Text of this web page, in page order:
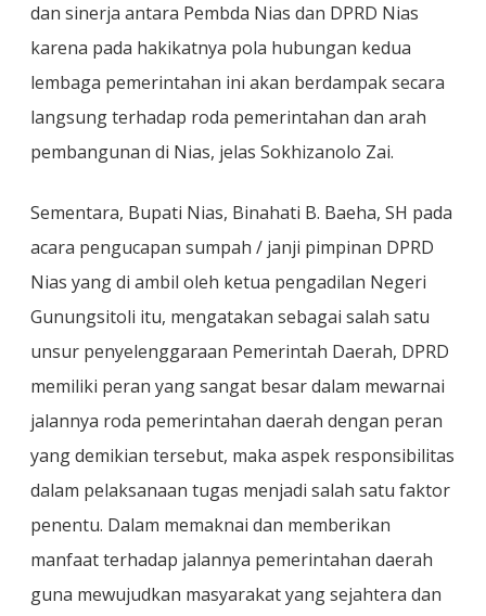
dan sinerja antara Pembda Nias dan DPRD Nias
karena pada hakikatnya pola hubungan kedua
lembaga pemerintahan ini akan berdampak secara
langsung terhadap roda pemerintahan dan arah
pembangunan di Nias, jelas Sokhizanolo Zai.
Sementara, Bupati Nias, Binahati B. Baeha, SH pada
acara pengucapan sumpah / janji pimpinan DPRD
Nias yang di ambil oleh ketua pengadilan Negeri
Gunungsitoli itu, mengatakan sebagai salah satu
unsur penyelenggaraan Pemerintah Daerah, DPRD
memiliki peran yang sangat besar dalam mewarnai
jalannya roda pemerintahan daerah dengan peran
yang demikian tersebut, maka aspek responsibilitas
dalam pelaksanaan tugas menjadi salah satu faktor
penentu. Dalam memaknai dan memberikan
manfaat terhadap jalannya pemerintahan daerah
guna mewujudkan masyarakat yang sejahtera dan